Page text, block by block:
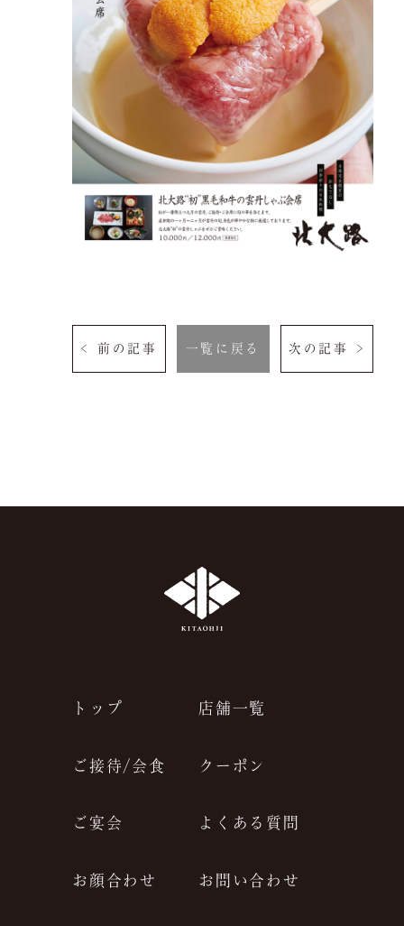
< 前の記事 一覧に戻る 次の記事 >
トップ
ご接待/会食
ご宴会
お顔合わせ
店舗一覧
クーポン
よくある質問
お問い合わせ